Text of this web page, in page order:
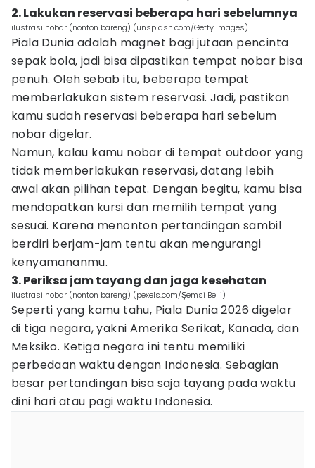
2. Lakukan reservasi beberapa hari sebelumnya
ilustrasi nobar (nonton bareng) (unsplash.com/Getty Images)
Piala Dunia adalah magnet bagi jutaan pencinta
sepak bola, jadi bisa dipastikan tempat nobar bisa
penuh. Oleh sebab itu, beberapa tempat
memberlakukan sistem reservasi. Jadi, pastikan
kamu sudah reservasi beberapa hari sebelum
nobar digelar.
Namun, kalau kamu nobar di tempat outdoor yang
tidak memberlakukan reservasi, datang lebih
awal akan pilihan tepat. Dengan begitu, kamu bisa
mendapatkan kursi dan memilih tempat yang
sesuai. Karena menonton pertandingan sambil
berdiri berjam-jam tentu akan mengurangi
kenyamananmu.
3. Periksa jam tayang dan jaga kesehatan
ilustrasi nobar (nonton bareng) (pexels.com/Şemsi Belli)
Seperti yang kamu tahu, Piala Dunia 2026 digelar
di tiga negara, yakni Amerika Serikat, Kanada, dan
Meksiko. Ketiga negara ini tentu memiliki
perbedaan waktu dengan Indonesia. Sebagian
besar pertandingan bisa saja tayang pada waktu
dini hari atau pagi waktu Indonesia.